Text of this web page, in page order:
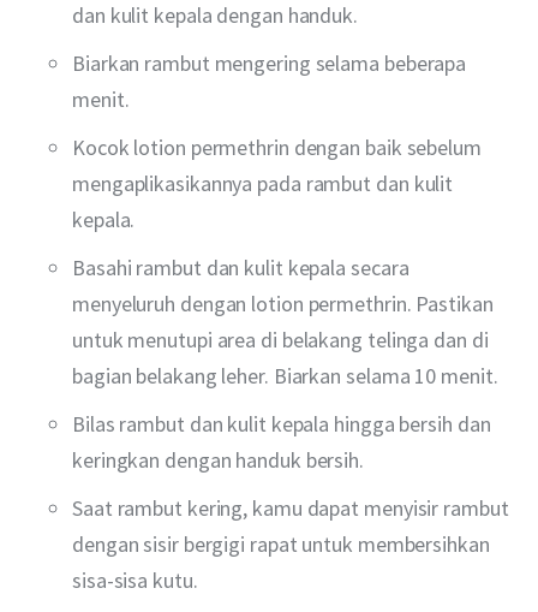
dan kulit kepala dengan handuk.
Biarkan rambut mengering selama beberapa
menit.
Kocok lotion permethrin dengan baik sebelum
mengaplikasikannya pada rambut dan kulit
kepala.
Basahi rambut dan kulit kepala secara
menyeluruh dengan lotion permethrin. Pastikan
untuk menutupi area di belakang telinga dan di
bagian belakang leher. Biarkan selama 10 menit.
Bilas rambut dan kulit kepala hingga bersih dan
keringkan dengan handuk bersih.
Saat rambut kering, kamu dapat menyisir rambut
dengan sisir bergigi rapat untuk membersihkan
sisa-sisa kutu.